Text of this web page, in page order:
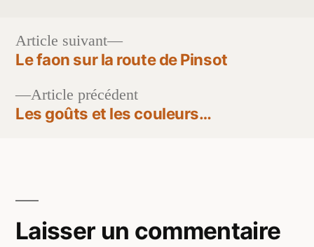
deArticle précédentArticle
précédent :
Les goûts et les couleurs…
Article suivant
Article
suivant :
Le faon sur la route de Pinsot
Laisser un commentaire